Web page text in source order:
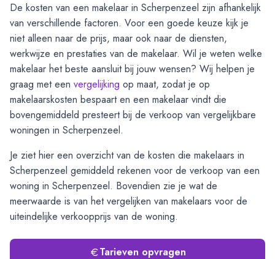
De kosten van een makelaar in Scherpenzeel zijn afhankelijk
van verschillende factoren. Voor een goede keuze kijk je
niet alleen naar de prijs, maar ook naar de diensten,
werkwijze en prestaties van de makelaar. Wil je weten welke
makelaar het beste aansluit bij jouw wensen? Wij helpen je
graag met een vergelijking op maat, zodat je op
makelaarskosten bespaart en een makelaar vindt die
bovengemiddeld presteert bij de verkoop van vergelijkbare
woningen in Scherpenzeel.
Je ziet hier een overzicht van de kosten die makelaars in
Scherpenzeel gemiddeld rekenen voor de verkoop van een
woning in Scherpenzeel. Bovendien zie je wat de
meerwaarde is van het vergelijken van makelaars voor de
uiteindelijke verkoopprijs van de woning.
Tarieven opvragen